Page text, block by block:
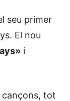
seu primer
El nou
i
cançons, tot